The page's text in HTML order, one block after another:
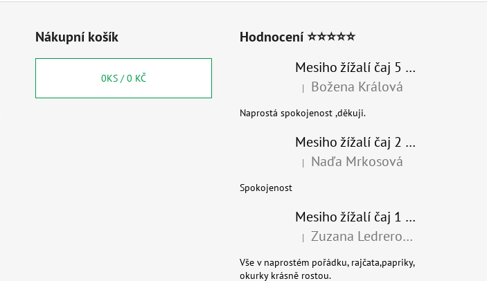
Nákupní košík
0KS /0 KČ
Hodnocení ⭐⭐⭐⭐⭐
Mesiho žížalí čaj 5 l - Přírodní organické hnojivo 100% nature
Hodnocení produktu je 5 z 5 hvězdiček.
| Božena Králová
Naprostá spokojenost ,děkuji.
Mesiho žížalí čaj 2 l - Přírodní organické hnojivo 100% nature - recyklovaný obal
Hodnocení produktu je 5 z 5 hvězdiček.
| Naďa Mrkosová
Spokojenost
Mesiho žížalí čaj 1 l - Univerzální organické hnojivo
Hodnocení produktu je 5 z 5 hvězdiček.
| Zuzana Ledrerová
Vše v naprostém pořádku, rajčata,papriky,
okurky krásně rostou.